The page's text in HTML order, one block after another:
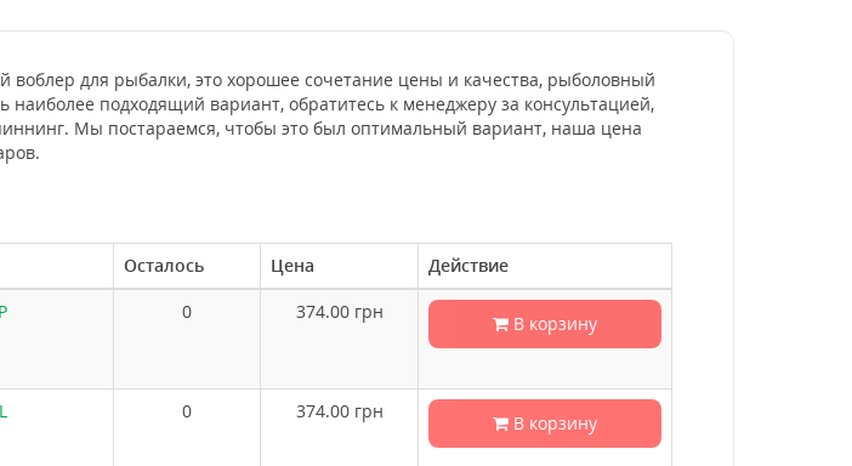
воблер для рыбалки, это хорошее сочетание цены и качества, рыболовный
подходящий вариант, обратитесь к менеджеру за консультацией,
Мы постараемся, чтобы это был оптимальный вариант, наша цена
Осталось Цена
Действие
0 374.00грн
В корзину
0 374.00грн
В корзину